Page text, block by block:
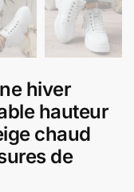
hiver
hauteur
chaud
de